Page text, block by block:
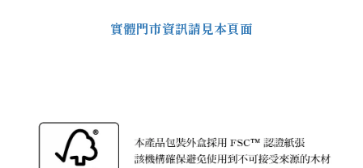
實體門市資訊請見本頁面